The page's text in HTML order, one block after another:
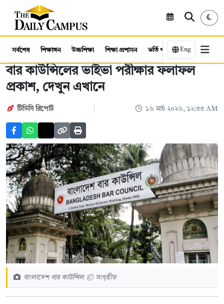
সর্বশেষ শিক্ষাঙ্গন উচ্চশিক্ষা শিক্ষা প্রশাসন ভর্তি পরীক্ষা কর্মসংস্থান
Eng
বার কাউন্সিলের ভাইভা পরীক্ষার ফলাফল
প্রকাশ, দেখুন এখানে
টিডিসি রিপোর্ট ১৬ মার্চ ২০২৬, ১২:৫৫ AM
বাংলাদেশ বার কাউন্সিল © সংগৃহীত